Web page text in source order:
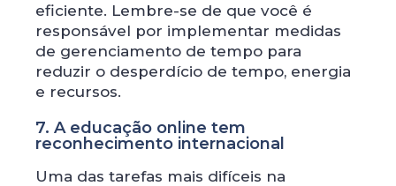
eficiente. Lembre-se de que você é
responsável por implementar medidas
de gerenciamento de tempo para
reduzir o desperdício de tempo, energia
e recursos.
7. A educação online tem
reconhecimento internacional
Uma das tarefas mais difíceis na